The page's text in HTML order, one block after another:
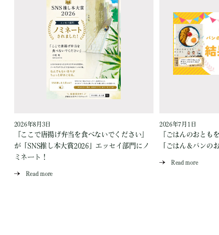
2026年8月3日
『ここで唐揚げ弁当を食べないでください』
が「SNS推し本大賞2026」エッセイ部門にノ
ミネート！
Read more
2026年7月1日
『ごはんのおとも
「ごはん＆パンの
Read more